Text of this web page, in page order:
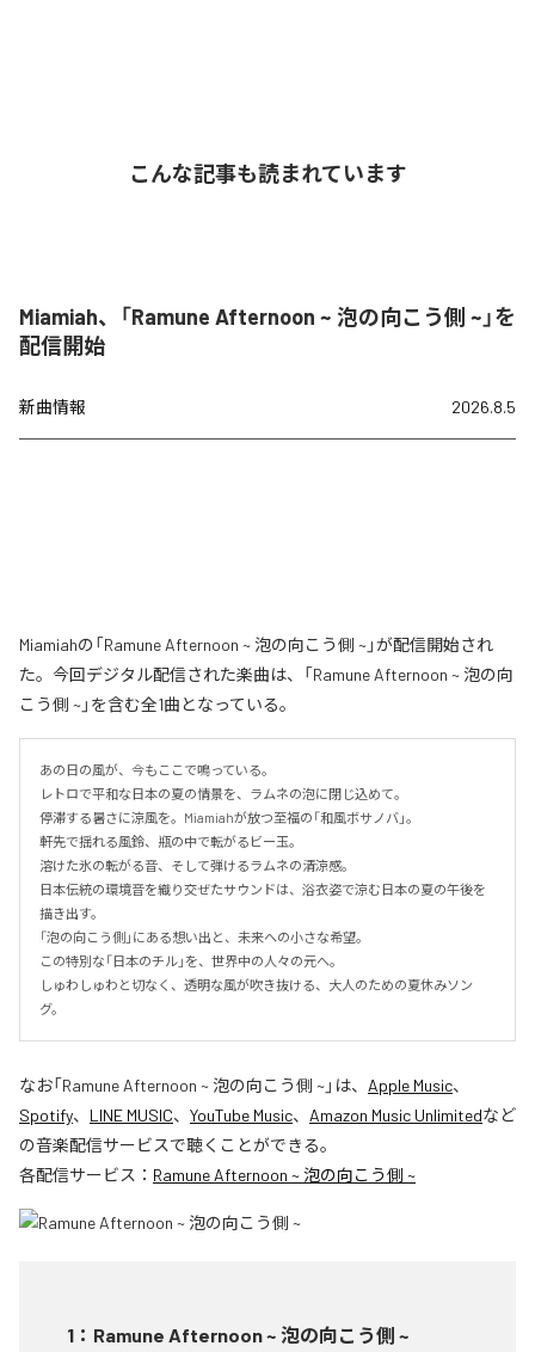
こんな記事も読まれています
Miamiah、「Ramune Afternoon ~ 泡の向こう側 ~」を
配信開始
新曲情報 2026.8.5
Miamiahの「Ramune Afternoon ~ 泡の向こう側 ~」が配信開始され
た。今回デジタル配信された楽曲は、「Ramune Afternoon ~ 泡の向
こう側 ~」を含む全1曲となっている。
あの日の風が、今もここで鳴っている。
レトロで平和な日本の夏の情景を、ラムネの泡に閉じ込めて。
停滞する暑さに涼風を。Miamiahが放つ至福の「和風ボサノバ」。
軒先で揺れる風鈴、瓶の中で転がるビー玉。
溶けた氷の転がる音、そして弾けるラムネの清涼感。
日本伝統の環境音を織り交ぜたサウンドは、浴衣姿で涼む日本の夏の午後を
描き出す。
「泡の向こう側」にある想い出と、未来への小さな希望。
この特別な「日本のチル」を、世界中の人々の元へ。
しゅわしゅわと切なく、透明な風が吹き抜ける、大人のための夏休みソン
グ。
なお「Ramune Afternoon ~ 泡の向こう側 ~」は、 Apple Music、
Spotify、 LINE MUSIC、 YouTube Music、 Amazon Music Unlimitedなど
の音楽配信サービスで聴くことができる。
各配信サービス： Ramune Afternoon ~ 泡の向こう側 ~
1 ： Ramune Afternoon ~ 泡の向こう側 ~